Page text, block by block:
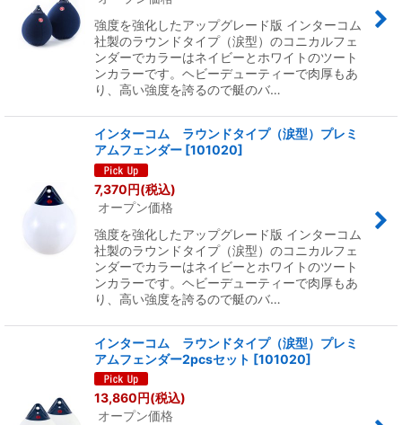
強度を強化したアップグレード版 インターコム
社製のラウンドタイプ（涙型）のコニカルフェ
ンダーでカラーはネイビーとホワイトのツート
ンカラーです。ヘビーデューティーで肉厚もあ
り、高い強度を誇るので艇のバ…
インターコム ラウンドタイプ（涙型）プレミ
アムフェンダー [101020]
7,370円(税込)
オープン価格
強度を強化したアップグレード版 インターコム
社製のラウンドタイプ（涙型）のコニカルフェ
ンダーでカラーはネイビーとホワイトのツート
ンカラーです。ヘビーデューティーで肉厚もあ
り、高い強度を誇るので艇のバ…
インターコム ラウンドタイプ（涙型）プレミ
アムフェンダー2pcsセット [101020]
13,860円(税込)
オープン価格